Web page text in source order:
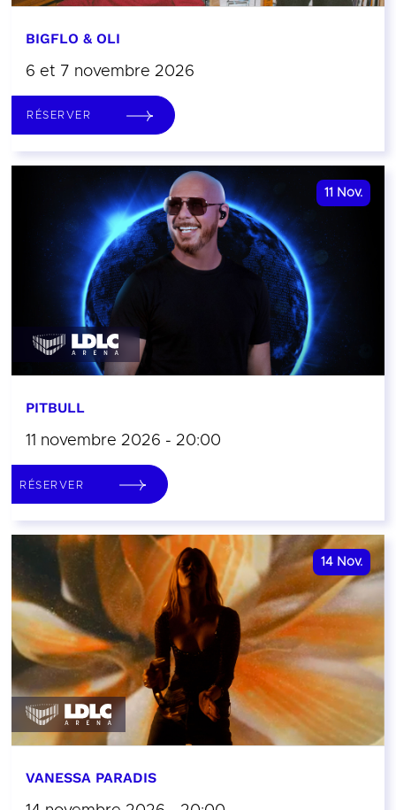
BIGFLO & OLI
6 et 7 novembre 2026
RÉSERVER
11 Nov.
PITBULL
11 novembre 2026 - 20:00
RÉSERVER
14 Nov.
VANESSA PARADIS